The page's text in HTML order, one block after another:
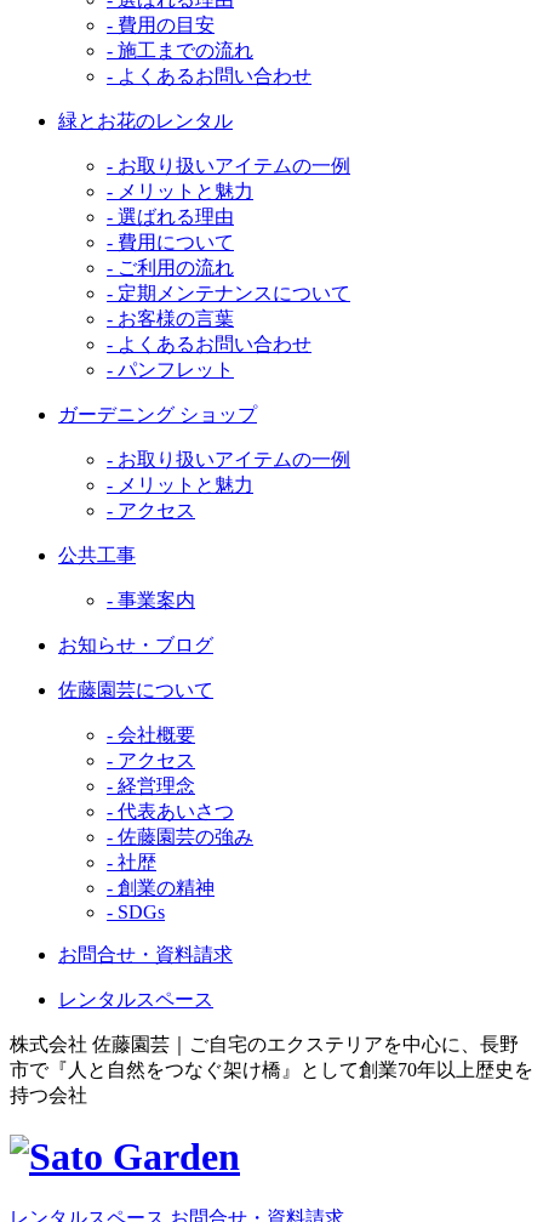
- 費用の目安
- 施工までの流れ
- よくあるお問い合わせ
緑とお花のレンタル
- お取り扱いアイテムの一例
- メリットと魅力
- 選ばれる理由
- 費用について
- ご利用の流れ
- 定期メンテナンスについて
- お客様の言葉
- よくあるお問い合わせ
- パンフレット
ガーデニング ショップ
- お取り扱いアイテムの一例
- メリットと魅力
- アクセス
公共工事
- 事業案内
お知らせ・ブログ
佐藤園芸について
- 会社概要
- アクセス
- 経営理念
- 代表あいさつ
- 佐藤園芸の強み
- 社歴
- 創業の精神
- SDGs
お問合せ・資料請求
レンタルスペース
株式会社 佐藤園芸｜ご自宅のエクステリアを中心に、長野
市で『人と自然をつなぐ架け橋』として創業70年以上歴史を
持つ会社
レンタルスペース お問合せ・資料請求